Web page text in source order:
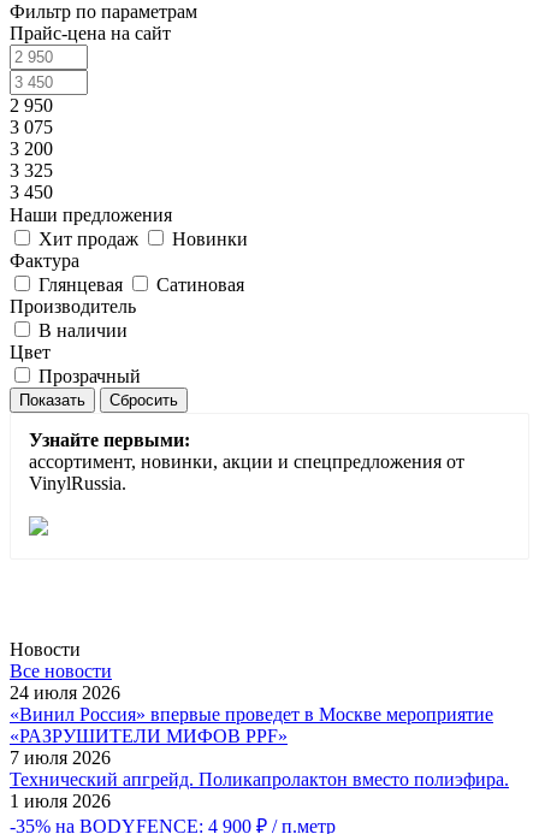
Фильтр по параметрам
Прайс-цена на сайт
2 950
3 075
3 200
3 325
3 450
Наши предложения
Хит продаж
Новинки
Фактура
Глянцевая
Сатиновая
Производитель
В наличии
Цвет
Прозрачный
Сбросить
Узнайте первыми:
ассортимент, новинки, акции и спецпредложения от
VinylRussia.
Новости
Все новости
24 июля 2026
«Винил Россия» впервые проведет в Москве мероприятие
«РАЗРУШИТЕЛИ МИФОВ PPF»
7 июля 2026
Технический апгрейд. Поликапролактон вместо полиэфира.
1 июля 2026
-35% на BODYFENCE: 4 900 ₽ / п.метр